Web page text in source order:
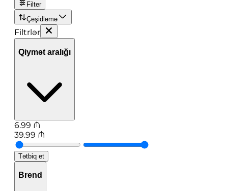
Filter
Çeşidləmə
Filtrlər
Qiymət aralığı
6.99 ₼
39.99 ₼
Tətbiq et
Brend